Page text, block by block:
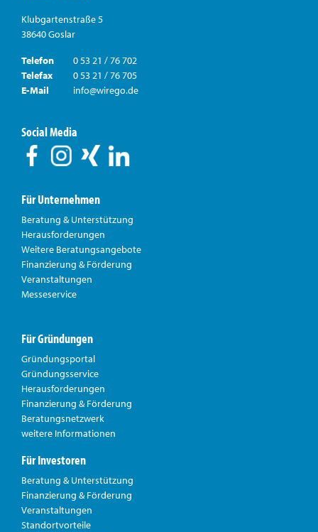
Klubgartenstraße 5
38640 Goslar
Telefon
0 53 21 / 76 702
Telefax
0 53 21 / 76 705
E-Mail
info@wirego.de
Social Media
Für Unternehmen
Beratung & Unterstützung
Herausforderungen
Weitere Beratungsangebote
Finanzierung & Förderung
Veranstaltungen
Messeservice
Für Gründungen
Gründungsportal
Gründungsservice
Herausforderungen
Finanzierung & Förderung
Beratungsnetzwerk
weitere Informationen
Für Investoren
Beratung & Unterstützung
Finanzierung & Förderung
Veranstaltungen
Standortvorteile